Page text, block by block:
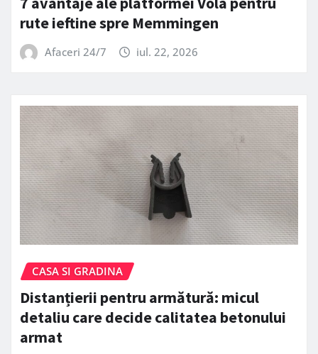
rute ieftine spre Memmingen
Afaceri 24/7 iul. 22, 2026
CASA SI GRADINA
Distanțierii pentru armătură: micul
detaliu care decide calitatea betonului
armat